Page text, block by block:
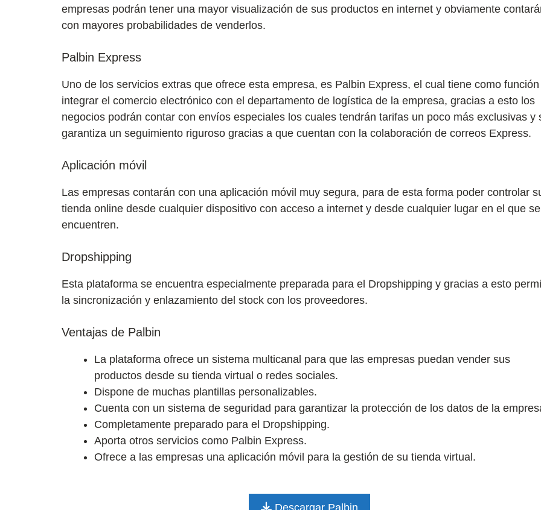
empresas podrán tener una mayor visualización de sus productos en internet y obviamente
con mayores probabilidades de venderlos.
Palbin Express
Uno de los servicios extras que ofrece esta empresa, es Palbin Express, el cual tiene como función
integrar el comercio electrónico con el departamento de logística de la empresa, gracias a esto los
negocios podrán contar con envíos especiales los cuales tendrán tarifas un poco más exclusivas y
garantiza un seguimiento riguroso gracias a que cuentan con la colaboración de correos Express.
Aplicación móvil
Las empresas contarán con una aplicación móvil muy segura, para de esta forma poder controlar
tienda online desde cualquier dispositivo con acceso a internet y desde cualquier lugar en el que se
encuentren.
Dropshipping
Esta plataforma se encuentra especialmente preparada para el Dropshipping y gracias a esto
la sincronización y enlazamiento del stock con los proveedores.
Ventajas de Palbin
La plataforma ofrece un sistema multicanal para que las empresas puedan vender sus
productos desde su tienda virtual o redes sociales.
Dispone de muchas plantillas personalizables.
Cuenta con un sistema de seguridad para garantizar la protección de los datos de la
Completamente preparado para el Dropshipping.
Aporta otros servicios como Palbin Express.
Ofrece a las empresas una aplicación móvil para la gestión de su tienda virtual.